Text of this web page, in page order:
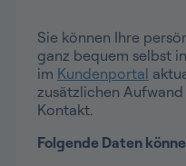
Sie können Ihre
ganz bequem selbst
im Kundenportal
zusätzlichen
Kontakt.
Folgende Daten